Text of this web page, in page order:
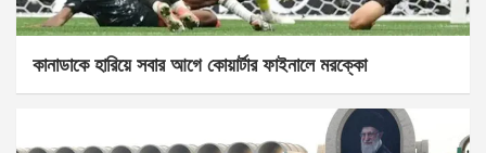
কানাডাকে হারিয়ে সবার আগে কোয়ার্টার ফাইনালে মরক্কো